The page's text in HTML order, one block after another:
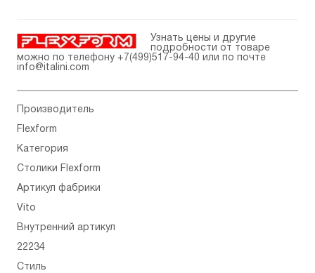
Узнать цены и другие
подробности от товаре
можно по телефону +7(499)517-94-40 или по почте
info@italini.com
Производитель
Flexform
Категория
Столики Flexform
Артикул фабрики
Vito
Внутренний артикул
22234
Стиль